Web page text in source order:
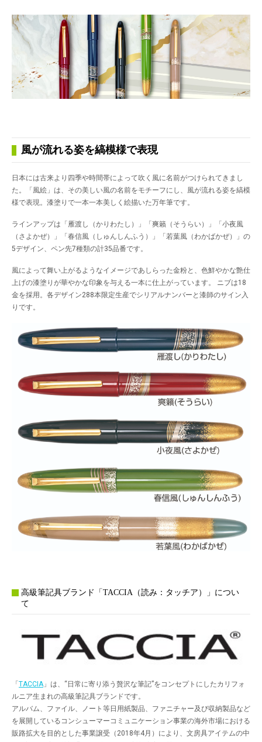
風が流れる姿を縞模様で表現
日本には古来より四季や時間帯によって吹く風に名前がつけられてきまし
た。「風絵」は、その美しい風の名前をモチーフにし、風が流れる姿を縞模
様で表現。漆塗りで一本一本美しく絵描いた万年筆です。
ラインアップは「雁渡し（かりわたし）」「爽籟（そうらい）」「小夜風
（さよかぜ）」「春信風（しゅんしんふう）」「若葉風（わかばかぜ）」の
5デザイン、ペン先7種類の計35品番です。
風によって舞い上がるようなイメージであしらった金粉と、色鮮やかな艶仕
上げの漆塗りが華やかな印象を与える一本に仕上がっています。 ニブは18
金を採用。各デザイン288本限定生産でシリアルナンバーと漆師のサイン入
りです。
高級筆記具ブランド「TACCIA（読み：タッチア）」につい
て
「 TACCIA」は、“日常に寄り添う贅沢な筆記”をコンセプトにしたカリフォ
ルニア生まれの高級筆記具ブランドです。
アルバム、ファイル、ノート等日用紙製品、ファニチャー及び収納製品など
を展開しているコンシューマーコミュニケーション事業の海外市場における
販路拡大を目的とした事業譲受（2018年4月）により、文房具アイテムの中